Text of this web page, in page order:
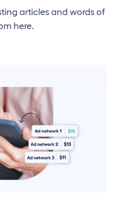
articles and words of
here.